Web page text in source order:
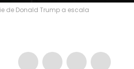
de Donald Trump a escala